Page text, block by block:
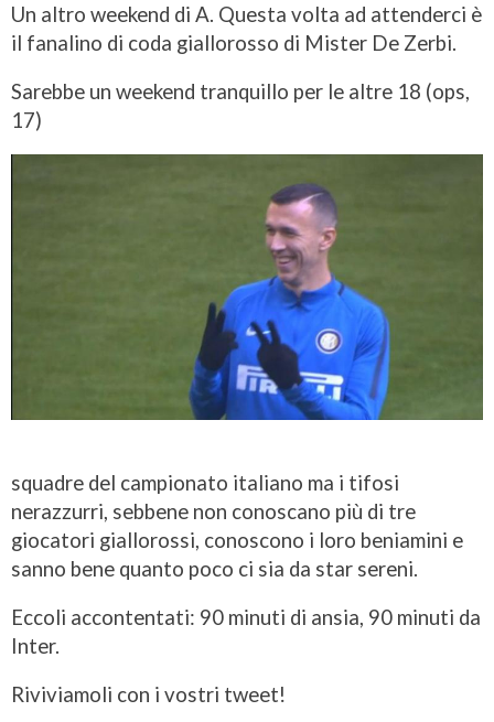
Un altro weekend di A. Questa volta ad attenderci è
il fanalino di coda giallorosso di Mister De Zerbi.
Sarebbe un weekend tranquillo per le altre 18 (ops,
17)
squadre del campionato italiano ma i tifosi
nerazzurri, sebbene non conoscano più di tre
giocatori giallorossi, conoscono i loro beniamini e
sanno bene quanto poco ci sia da star sereni.
Eccoli accontentati: 90 minuti di ansia, 90 minuti da
Inter.
Riviviamoli con i vostri tweet!